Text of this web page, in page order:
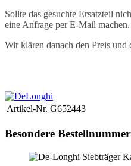
Sollte das gesuchte Ersatzteil
eine Anfrage per E-Mail machen.
Wir klären danach den Preis und
Artikel-Nr. G652443
Besondere